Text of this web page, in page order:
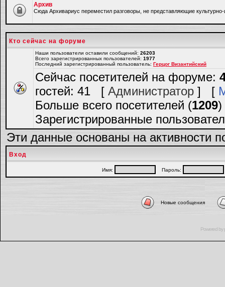
Архив
Cюда Архивариус переместил разговоры, не представляющие культурно-
Кто сейчас на форуме
Наши пользователи оставили сообщений: 26203
Всего зарегистрированных пользователей: 1977
Последний зарегистрированный пользователь: Герцог Византийский
Сейчас посетителей на форуме:
гостей: 41 [ Администратор ] [
Больше всего посетителей (1209)
Зарегистрированные
Эти данные основаны на активности
Вход
Имя: Пароль:
Новые сообщения
Powered by